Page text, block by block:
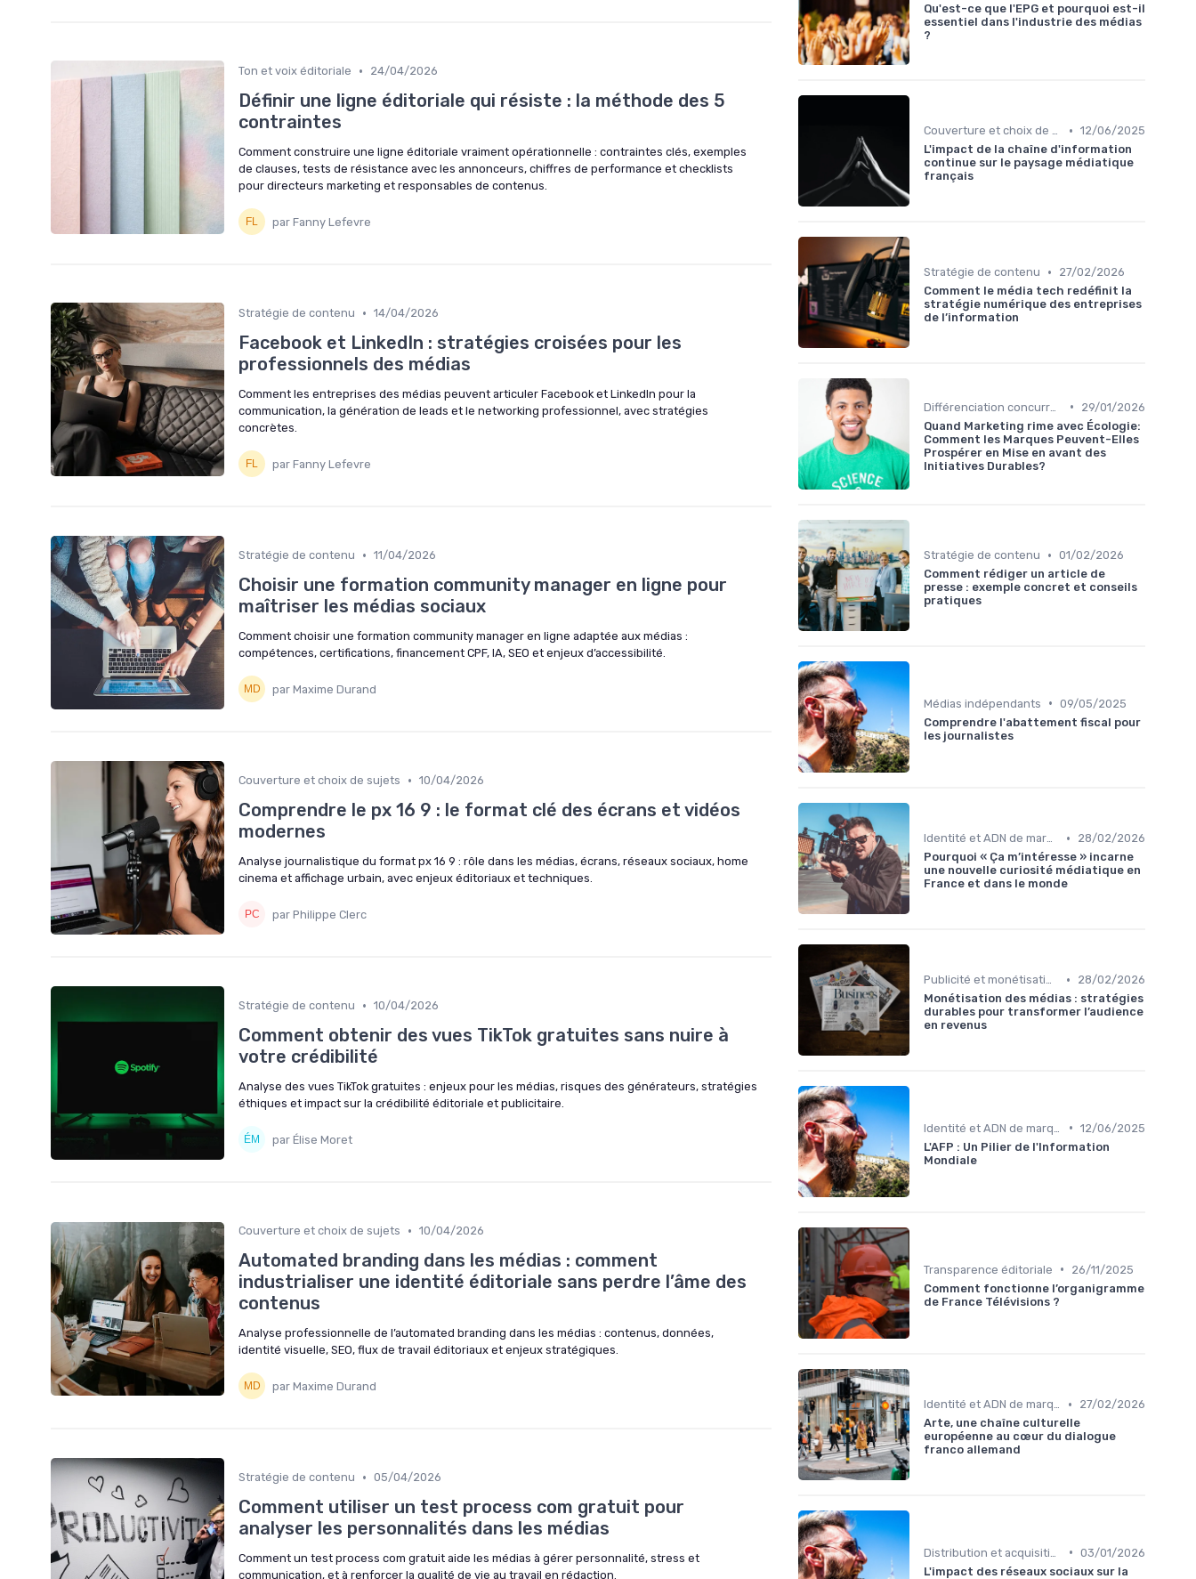
Ton et voix éditoriale • 24/04/2026
Définir une ligne éditoriale qui résiste : la méthode des 5
contraintes
Comment construire une ligne éditoriale vraiment opérationnelle : contraintes clés, exemples
de clauses, tests de résistance avec les annonceurs, chiffres de performance et checklists
pour directeurs marketing et responsables de contenus.
par Fanny Lefevre
Stratégie de contenu • 14/04/2026
Facebook et LinkedIn : stratégies croisées pour les
professionnels des médias
Comment les entreprises des médias peuvent articuler Facebook et LinkedIn pour la
communication, la génération de leads et le networking professionnel, avec stratégies
concrètes.
par Fanny Lefevre
Stratégie de contenu • 11/04/2026
Choisir une formation community manager en ligne pour
maîtriser les médias sociaux
Comment choisir une formation community manager en ligne adaptée aux médias :
compétences, certifications, financement CPF, IA, SEO et enjeux d’accessibilité.
par Maxime Durand
Couverture et choix de sujets • 10/04/2026
Comprendre le px 16 9 : le format clé des écrans et vidéos
modernes
Analyse journalistique du format px 16 9 : rôle dans les médias, écrans, réseaux sociaux, home
cinema et affichage urbain, avec enjeux éditoriaux et techniques.
par Philippe Clerc
Stratégie de contenu • 10/04/2026
Comment obtenir des vues TikTok gratuites sans nuire à
votre crédibilité
Analyse des vues TikTok gratuites : enjeux pour les médias, risques des générateurs, stratégies
éthiques et impact sur la crédibilité éditoriale et publicitaire.
par Élise Moret
Couverture et choix de sujets • 10/04/2026
Automated branding dans les médias : comment
industrialiser une identité éditoriale sans perdre l’âme des
contenus
Analyse professionnelle de l’automated branding dans les médias : contenus, données,
identité visuelle, SEO, flux de travail éditoriaux et enjeux stratégiques.
par Maxime Durand
Stratégie de contenu • 05/04/2026
Comment utiliser un test process com gratuit pour
analyser les personnalités dans les médias
Comment un test process com gratuit aide les médias à gérer personnalité, stress et
communication, et à renforcer la qualité de vie au travail en rédaction.
Qu'est-ce que l'EPG et pourquoi est-il
essentiel dans l'industrie des médias
?
Couverture et choix de sujets • 12/06/2025
L'impact de la chaîne d'information
continue sur le paysage médiatique
français
Stratégie de contenu •
27/02/2026
Comment le média tech redéfinit la
stratégie numérique des entreprises
de l’information
•
29/01/2026
Quand Marketing rime avec Écologie:
Comment les Marques Peuvent-Elles
Prospérer en Mise en avant des
Initiatives Durables?
Stratégie de contenu • 01/02/2026
Comment rédiger un article de
presse : exemple concret et conseils
pratiques
Médias indépendants • 09/05/2025
Comprendre l'abattement fiscal pour
les journalistes
Identité et ADN de marque •
28/02/2026
Pourquoi « Ça m’intéresse » incarne
une nouvelle curiosité médiatique en
France et dans le monde
Publicité et monétisation •
28/02/2026
Monétisation des médias : stratégies
durables pour transformer l’audience
en revenus
• 12/06/2025
L'AFP : Un Pilier de l'Information
Mondiale
Transparence éditoriale •
26/11/2025
Comment fonctionne l’organigramme
de France Télévisions ?
Identité et ADN de marque •
27/02/2026
Arte, une chaîne culturelle
européenne au cœur du dialogue
franco allemand
• 03/01/2026
L'impact des réseaux sociaux sur la